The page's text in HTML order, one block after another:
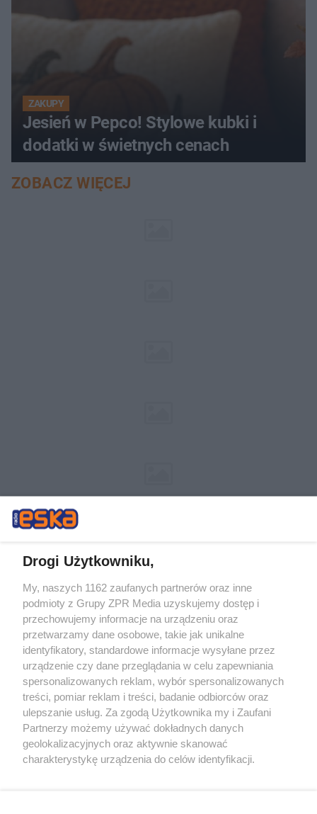
ZAKUPY
Jesień w Pepco! Stylowe kubki i
dodatki w świetnych cenach
ZOBACZ WIĘCEJ
Żaden utwór zamieszczony w serwisie nie może być powielany i
rozpowszechniany lub dalej rozpowszechniany w jakikolwiek sposób (w
tym także elektroniczny lub mechaniczny) na jakimkolwiek polu
eksploatacji w jakiejkolwiek formie, włącznie z umieszczaniem w
Internecie bez pisemnej zgody właściciela praw. Jakiekolwiek użycie lub
wykorzystanie utworów w całości lub w części z naruszeniem prawa,
tzn. bez właściwej zgody, jest zabronione pod groźbą kary i może być
ścigane prawnie.
Drogi Użytkowniku,
My, naszych 1162 zaufanych partnerów oraz inne
podmioty z Grupy ZPR Media uzyskujemy dostęp i
przechowujemy informacje na urządzeniu oraz
przetwarzamy dane osobowe, takie jak unikalne
identyfikatory, standardowe informacje wysyłane przez
urządzenie czy dane przeglądania w celu zapewniania
spersonalizowanych reklam, wybór spersonalizowanych
treści, pomiar reklam i treści, badanie odbiorców oraz
ulepszanie usług. Za zgodą Użytkownika my i Zaufani
Partnerzy możemy używać dokładnych danych
geolokalizacyjnych oraz aktywnie skanować
charakterystykę urządzenia do celów identyfikacji.